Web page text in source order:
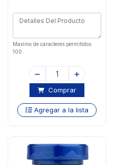
Maximo de caracteres permitidos:
100
Comprar
Agregar a la lista